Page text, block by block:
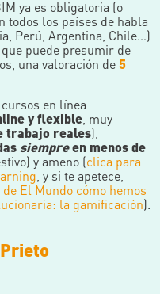
ya es obligatoria (o
todos los países de habla
Perú, Argentina, Chile…)
puede presumir de
una valoración de5
cursos en línea
y flexible , muy
trabajo reales),
siempreen menos de
y ameno (clica para
, y si te apetece,
El Mundo cómo hemos
la gamificación).